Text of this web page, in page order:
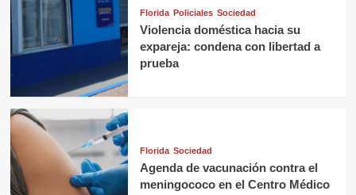
Florida Policiales Sociedad
Violencia doméstica hacia su
expareja: condena con libertad a
prueba
Florida Sociedad
Agenda de vacunación contra el
meningococo en el Centro Médico